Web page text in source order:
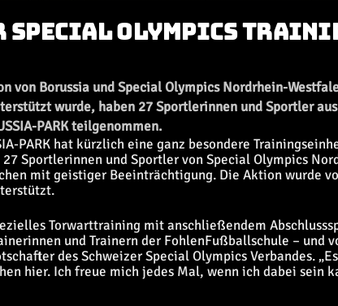
SPECIAL OLYMPICS
von Borussia und Special Olympics Nordrhein-
wurde, haben 27 Sportlerinnen und Sportler
PARK teilgenommen.
PARK hat kürzlich eine ganz besondere
Sportlerinnen und Sportler von Special Olympics
mit geistiger Beeinträchtigung. Die Aktion wurde
Torwarttraining mit anschließendem
und Trainern der FohlenFußballschule – und
des Schweizer Special Olympics Verbandes.
hier. Ich freue mich jedes Mal, wenn ich dabei sein